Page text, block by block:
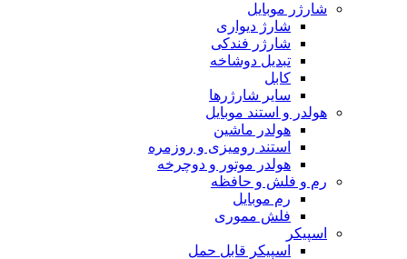
شارژر موبایل
شارژ دیواری
شارژر فندکی
تبدیل دوشاخه
کابل
سایر شارژرها
هولدر و استند موبایل
هولدر ماشین
استند رومیزی و روزمره
هولدر موتور و دوچرخه
رم و فلش و حافظه
رم موبایل
فلش مموری
اسپیکر
اسپیکر قابل حمل